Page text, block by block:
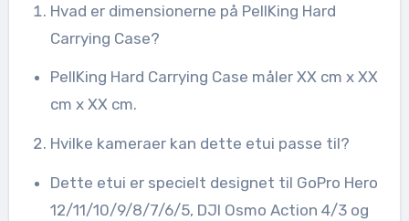
Hvad er dimensionerne på PellKing Hard
Carrying Case?
PellKing Hard Carrying Case måler XX cm x XX
cm x XX cm.
Hvilke kameraer kan dette etui passe til?
Dette etui er specielt designet til GoPro Hero
12/11/10/9/8/7/6/5, DJI Osmo Action 4/3 og